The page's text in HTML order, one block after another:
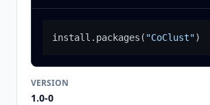
install.packages ( "CoClust")
VERSION
1.0-0